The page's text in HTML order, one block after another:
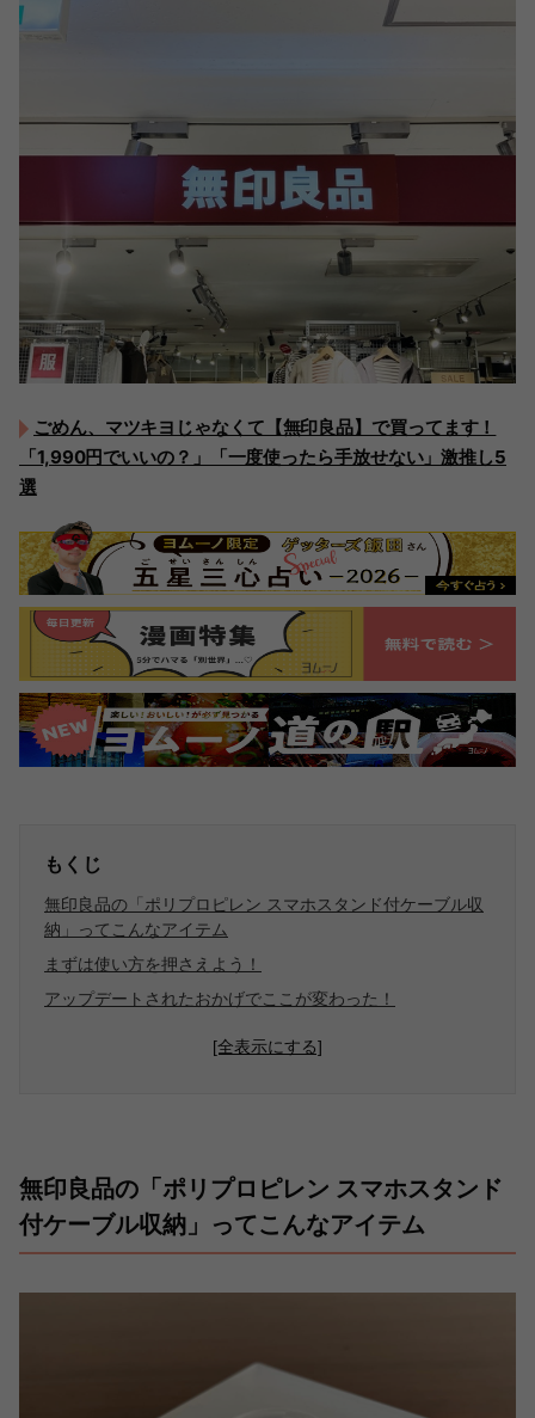
ごめん、マツキヨじゃなくて【無印良品】で買ってます！
「1,990円でいいの？」「一度使ったら手放せない」激推し5
選
もくじ
無印良品の「ポリプロピレン スマホスタンド付ケーブル収
納」ってこんなアイテム
まずは使い方を押さえよう！
アップデートされたおかげでここが変わった！
[全表示にする]
無印良品の「ポリプロピレン スマホスタンド
付ケーブル収納」ってこんなアイテム